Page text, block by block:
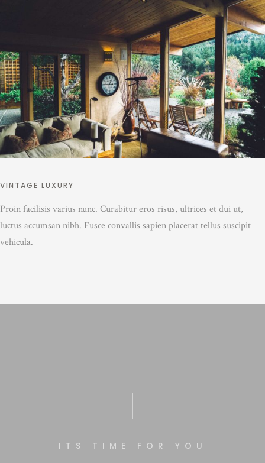
VINTAGE LUXURY
Proin facilisis varius nunc. Curabitur eros risus, ultrices et dui ut,
luctus accumsan nibh. Fusce convallis sapien placerat tellus suscipit
vehicula.
ITS TIME FOR YOU